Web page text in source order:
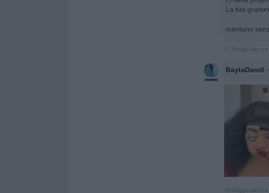
La tua
meritano
12 Maggio alle ore
BaytaDarell:
16 Maggio alle ore